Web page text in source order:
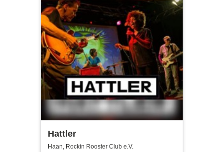
Hattler
Haan, Rockin Rooster Club e.V.